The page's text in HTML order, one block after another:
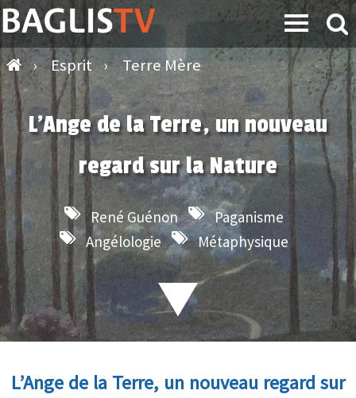
› Esprit › Terre Mère
L’Ange de la Terre, un nouveau
regard sur la Nature
René Guénon
Paganisme
Angélologie
Métaphysique
L’Ange de la Terre, un nouveau regard sur